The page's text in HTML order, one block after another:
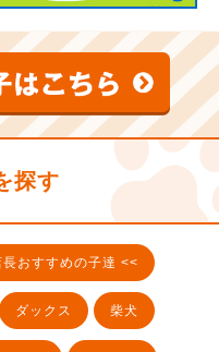
探す
おすすめの子達 <<
ダックス 柴犬